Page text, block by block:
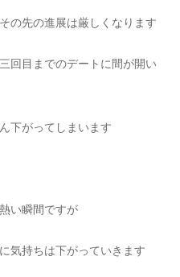
の先の進展は厳しくなります
回目までのデートに間が開い
下がってしまいます
い瞬間ですが
気持ちは下がっていきます